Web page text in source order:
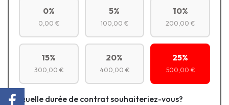
0%
0,00 €
5%
100,00 €
10%
200,00 €
15%
300,00 €
20%
400,00 €
25%
500,00 €
Quelle durée de contrat souhaiteriez-vous?